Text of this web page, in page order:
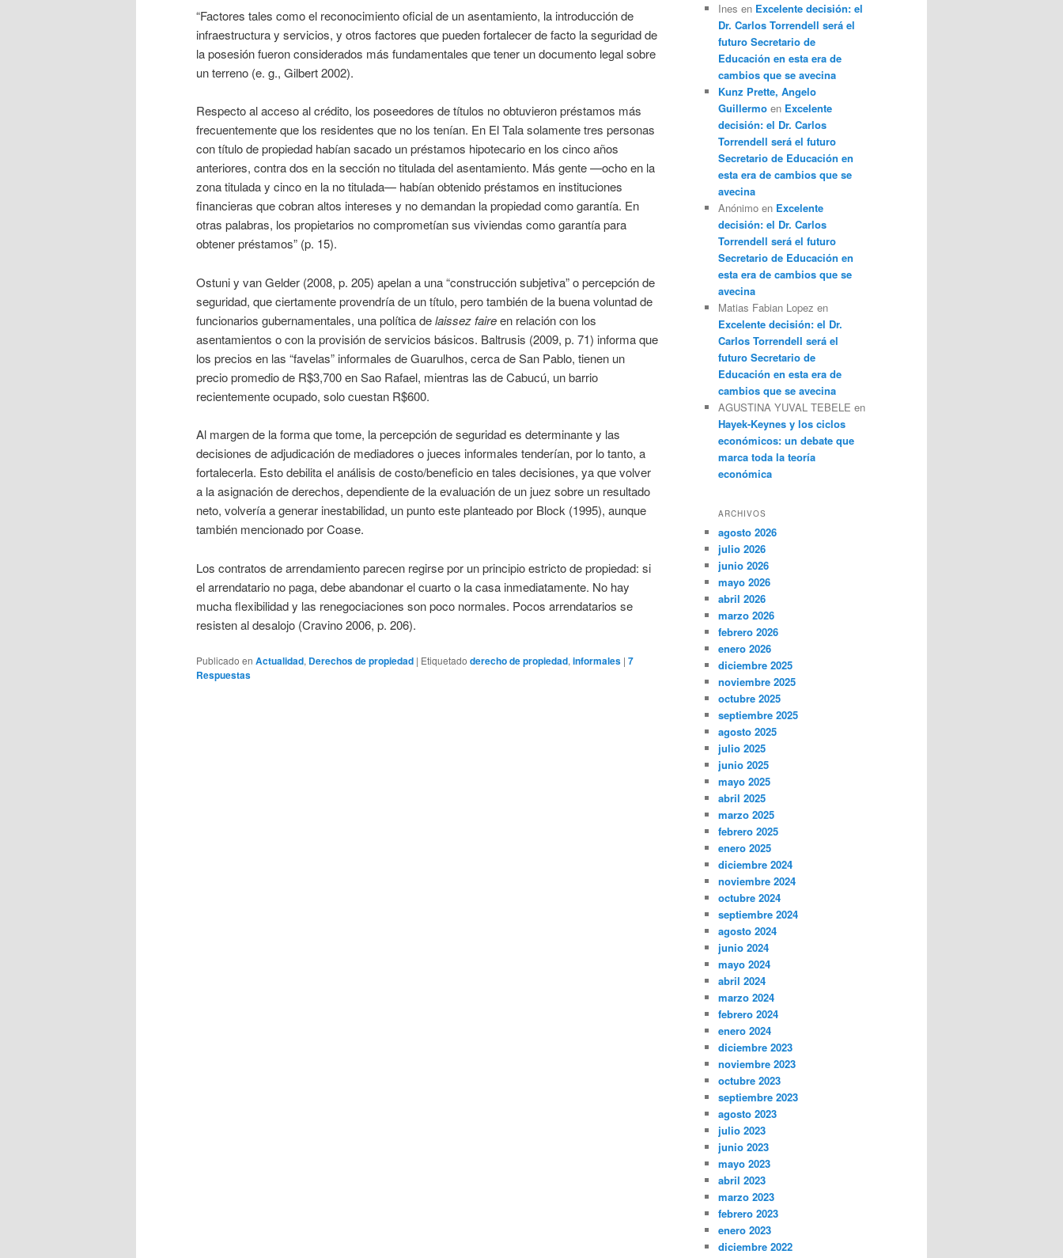
“Factores tales como el reconocimiento oficial de un asentamiento, la introducción de
infraestructura y servicios, y otros factores que pueden fortalecer de facto la seguridad de
la posesión fueron considerados más fundamentales que tener un documento legal sobre
un terreno (e. g., Gilbert 2002).
Respecto al acceso al crédito, los poseedores de títulos no obtuvieron préstamos más
frecuentemente que los residentes que no los tenían. En El Tala solamente tres personas
con título de propiedad habían sacado un préstamos hipotecario en los cinco años
anteriores, contra dos en la sección no titulada del asentamiento. Más gente —ocho en la
zona titulada y cinco en la no titulada— habían obtenido préstamos en instituciones
financieras que cobran altos intereses y no demandan la propiedad como garantía. En
otras palabras, los propietarios no comprometían sus viviendas como garantía para
obtener préstamos” (p. 15).
Ostuni y van Gelder (2008, p. 205) apelan a una “construcción subjetiva” o percepción de
seguridad, que ciertamente provendría de un título, pero también de la buena voluntad de
funcionarios gubernamentales, una política delaissez faireen relación con los
asentamientos o con la provisión de servicios básicos. Baltrusis (2009, p. 71) informa que
los precios en las “favelas” informales de Guarulhos, cerca de San Pablo, tienen un
precio promedio de R$3,700 en Sao Rafael, mientras las de Cabucú, un barrio
recientemente ocupado, solo cuestan R$600.
Al margen de la forma que tome, la percepción de seguridad es determinante y las
decisiones de adjudicación de mediadores o jueces informales tenderían, por lo tanto, a
fortalecerla. Esto debilita el análisis de costo/beneficio en tales decisiones, ya que volver
a la asignación de derechos, dependiente de la evaluación de un juez sobre un resultado
neto, volvería a generar inestabilidad, un punto este planteado por Block (1995), aunque
también mencionado por Coase.
Los contratos de arrendamiento parecen regirse por un principio estricto de propiedad: si
el arrendatario no paga, debe abandonar el cuarto o la casa inmediatamente. No hay
mucha flexibilidad y las renegociaciones son poco normales. Pocos arrendatarios se
resisten al desalojo (Cravino 2006, p. 206).
Publicado en Actualidad, Derechos de propiedad | Etiquetado derecho de propiedad, informales | 7
Respuestas
Ines en Excelente decisión: el
Dr. Carlos Torrendell será el
futuro Secretario de
Educación en esta era de
cambios que se avecina
Kunz Prette, Angelo
Guillermo en Excelente
decisión: el Dr. Carlos
Torrendell será el futuro
Secretario de Educación en
esta era de cambios que se
avecina
Anónimo en Excelente
decisión: el Dr. Carlos
Torrendell será el futuro
Secretario de Educación en
esta era de cambios que se
avecina
Matias Fabian Lopez en
Excelente decisión: el Dr.
Carlos Torrendell será el
futuro Secretario de
Educación en esta era de
cambios que se avecina
AGUSTINA YUVAL TEBELE en
Hayek-Keynes y los ciclos
económicos: un debate que
marca toda la teoría
económica
ARCHIVOS
agosto 2026
julio 2026
junio 2026
mayo 2026
abril 2026
marzo 2026
febrero 2026
enero 2026
diciembre 2025
noviembre 2025
octubre 2025
septiembre 2025
agosto 2025
julio 2025
junio 2025
mayo 2025
abril 2025
marzo 2025
febrero 2025
enero 2025
diciembre 2024
noviembre 2024
octubre 2024
septiembre 2024
agosto 2024
junio 2024
mayo 2024
abril 2024
marzo 2024
febrero 2024
enero 2024
diciembre 2023
noviembre 2023
octubre 2023
septiembre 2023
agosto 2023
julio 2023
junio 2023
mayo 2023
abril 2023
marzo 2023
febrero 2023
enero 2023
diciembre 2022